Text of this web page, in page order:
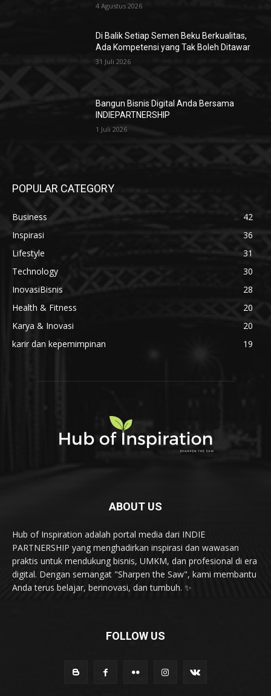
4 Agustus 2026
Di Balik Setiap Semen Beku Berkualitas,
Ada Kompetensi yang Tak Boleh Ditawar
31 Juli 2026
Bangun Bisnis Digital Anda Bersama
INDIEPARTNERSHIP
1 Juli 2026
POPULAR CATEGORY
Business
42
Inspirasi
36
Lifestyle
31
Technology
30
InovasiBisnis
28
Health & Fitness
20
Karya & Inovasi
20
karir dan kepemimpinan
19
ABOUT US
Hub of Inspiration adalah portal media dari INDIE
PARTNERSHIP yang menghadirkan inspirasi dan wawasan
praktis untuk mendukung bisnis, UMKM, dan profesional di era
digital. Dengan semangat "Sharpen the Saw", kami membantu
Anda terus belajar, berinovasi, dan tumbuh. ✨
FOLLOW US